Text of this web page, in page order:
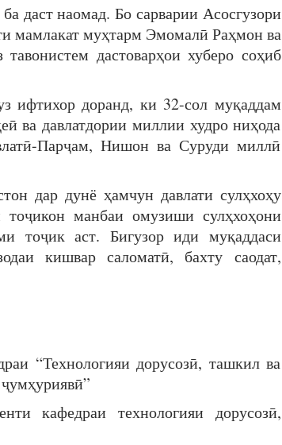
даст наомад. Бо сарварии Асосгузори
мамлакат муҳтарм Эмомалӣ Раҳмон ва
дастоварҳои хуберо соҳиб
ифтихор доранд, ки 32-сол муқаддам
ва давлатдории миллии худро ниҳода
Парҷам, Нишон ва Суруди миллӣ
дар дунё ҳамчун давлати сулҳхоҳу
тоҷикон манбаи омузиши сулҳхоҳони
тоҷик аст. Бигузор иди муқаддаси
кишвар саломатӣ, бахту саодат,
“Технологияи дорусозӣ, ташкил ва
кафедраи технологияи дорусозӣ,